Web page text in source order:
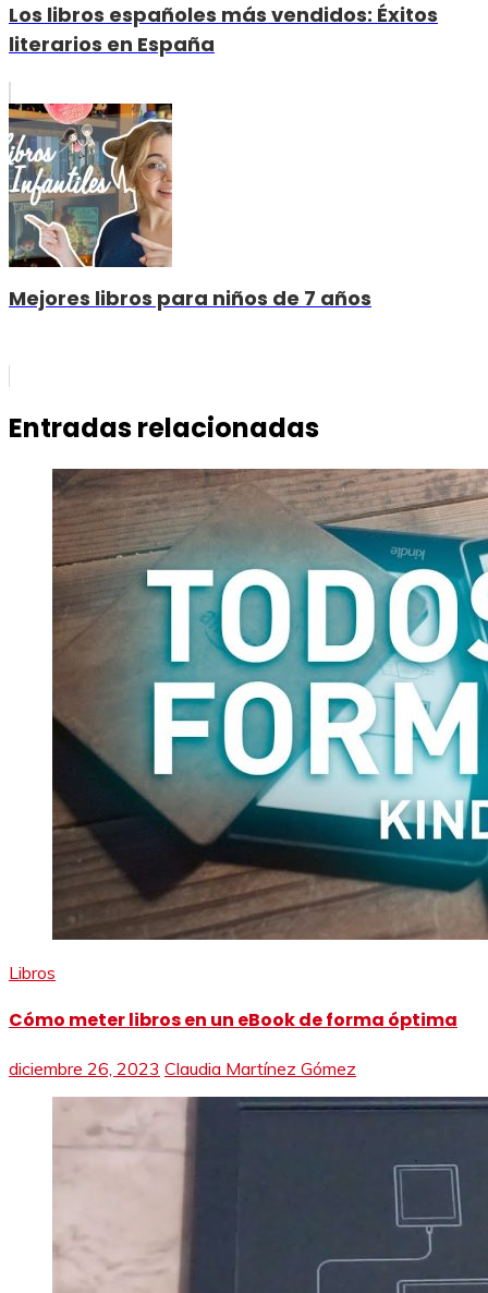
Los libros españoles más vendidos: Éxitos
literarios en España
Mejores libros para niños de 7 años
Entradas relacionadas
Libros
Cómo meter libros en un eBook de forma óptima
diciembre 26, 2023 Claudia Martínez Gómez